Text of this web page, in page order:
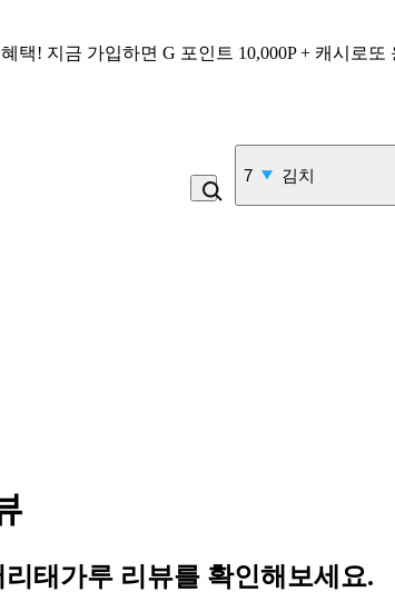
택! 지금 가입하면 G 포인트 10,000P + 캐시로또
8 김치찌개
태가루 리뷰를 확인해보세요.